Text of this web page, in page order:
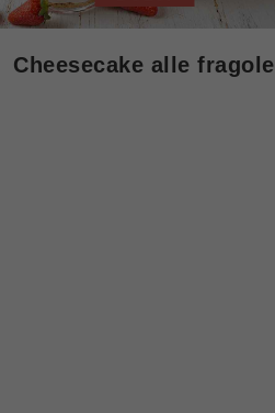
Cheesecake alle fragole